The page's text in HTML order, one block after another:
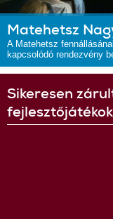
Matehetsz
A Matehetsz
kapcsolódó rendezvény
Sikeresen